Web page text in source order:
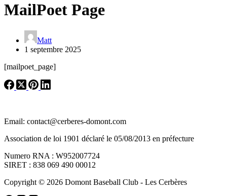
MailPoet Page
Matt
1 septembre 2025
[mailpoet_page]
Email: contact@cerberes-domont.com
Association de loi 1901 déclaré le 05/08/2013 en préfecture
Numero RNA : W952007724
SIRET : 838 069 490 00012
Copyright © 2026 Domont Baseball Club - Les Cerbères